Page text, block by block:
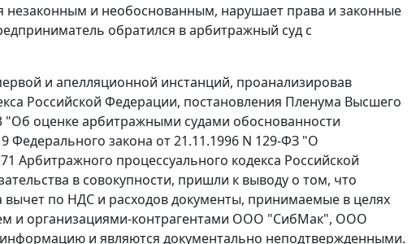
незаконным и необоснованным, нарушает права и законные
обратился в арбитражный суд с
и апелляционной инстанций, проанализировав
Российской Федерации, постановления Пленума Высшего
"Об оценке арбитражными судами обоснованности
Федерального закона от 21.11.1996 N 129-ФЗ "О
Арбитражного процессуального кодекса Российской
в совокупности, пришли к выводу о том, что
по НДС и расходов документы, принимаемые в целях
и организациями-контрагентами ООО "СибМак", ООО
и являются документально неподтвержденными.